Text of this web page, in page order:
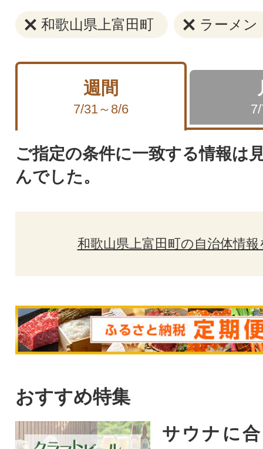
和歌山県上富田町 ラーメン
週間
7/31～8/6
ご指定の条件に一致する情報は
んでした。
和歌山県上富田町の自治体情報
おすすめ特集
サウナに